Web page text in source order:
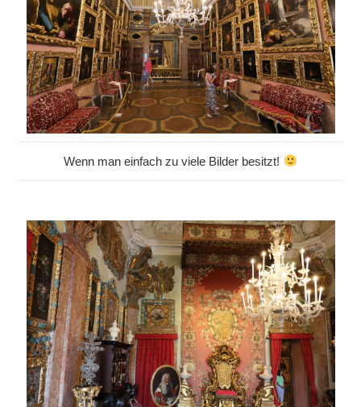
Wenn man einfach zu viele Bilder besitzt!